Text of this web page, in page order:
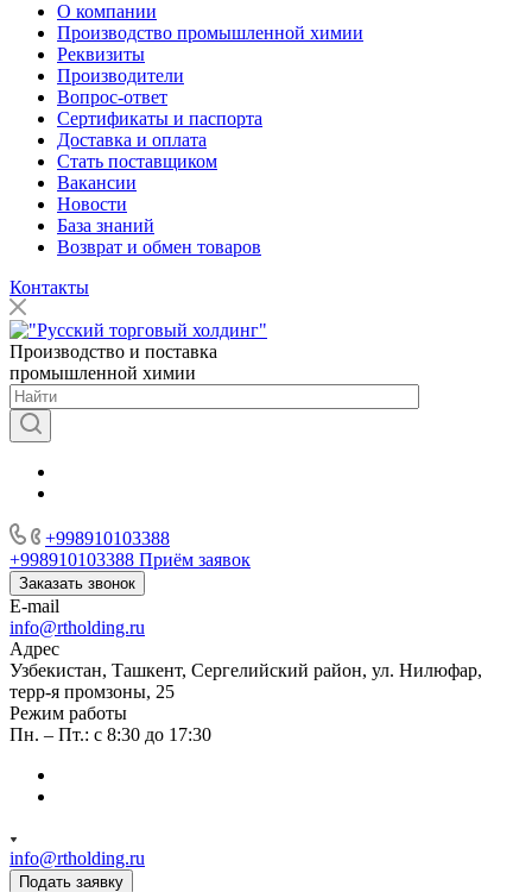
О компании
Производство промышленной химии
Реквизиты
Производители
Вопрос-ответ
Сертификаты и паспорта
Доставка и оплата
Стать поставщиком
Вакансии
Новости
База знаний
Возврат и обмен товаров
Контакты
Производство и поставка
промышленной химии
+998910103388
+998910103388 Приём заявок
Заказать звонок
E-mail
info@rtholding.ru
Адрес
Узбекистан, Ташкент, Сергелийский район, ул. Нилюфар,
терр-я промзоны, 25
Режим работы
Пн. – Пт.: с 8:30 до 17:30
info@rtholding.ru
Подать заявку